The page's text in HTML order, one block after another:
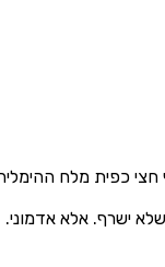
כפית מלח